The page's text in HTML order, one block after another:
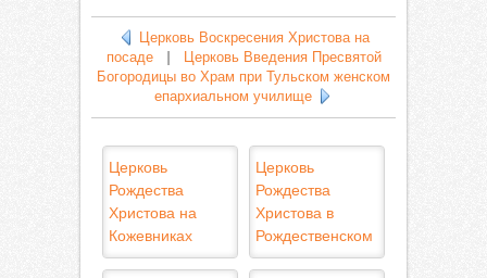
Церковь Воскресения Христова на
посаде|
Церковь Введения Пресвятой
Богородицы во Храм при Тульском женском
епархиальном училище
Церковь
Рождества
Христова на
Кожевниках
Церковь
Рождества
Христова в
Рождественском